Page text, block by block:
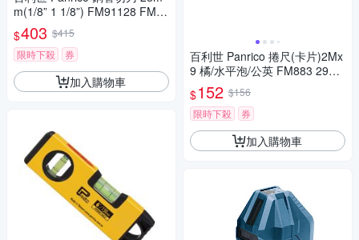
m(1/8” 1 1/8”) FM91128 FM91
128
$403 $415
限時下殺
券
加入購物車
百利世 Panrico 捲尺(卡片)2Mx
9 橘/水平泡/公英 FM883 293L
C FM883-293LC
$152 $156
限時下殺
券
加入購物車